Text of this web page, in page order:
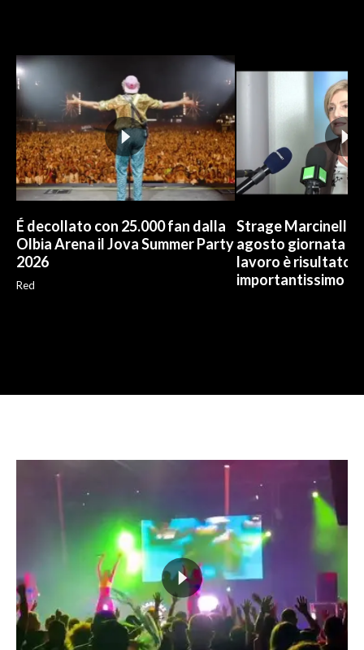
É decollato con 25.000 fan dalla
Olbia Arena il Jova Summer Party
2026
Red
Strage Marcinelle,
agosto giornata
lavoro è risultato
importantissimo